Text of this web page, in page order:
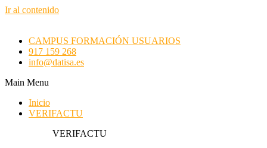
Ir al contenido
CAMPUS FORMACIÓN USUARIOS
917 159 268
info@datisa.es
Main Menu
Inicio
VERIFACTU
VERIFACTU